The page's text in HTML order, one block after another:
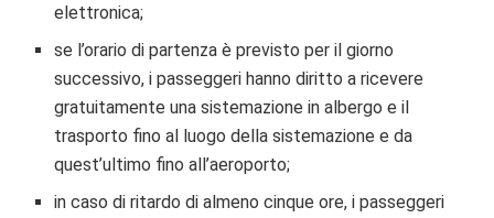
elettronica;
se l’orario di partenza è previsto per il giorno
successivo, i passeggeri hanno diritto a ricevere
gratuitamente una sistemazione in albergo e il
trasporto fino al luogo della sistemazione e da
quest’ultimo fino all’aeroporto;
in caso di ritardo di almeno cinque ore, i passeggeri